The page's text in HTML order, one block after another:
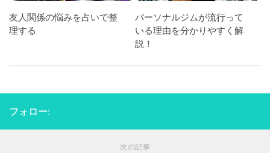
友人関係の悩みを占いで整
理する
パーソナルジムが流行って
いる理由を分かりやすく解
説！
フォロー:
次の記事